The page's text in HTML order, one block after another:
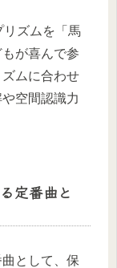
リズムを「馬
が喜んで参
ムに合わせ
空間認識力
定番曲と
として、保